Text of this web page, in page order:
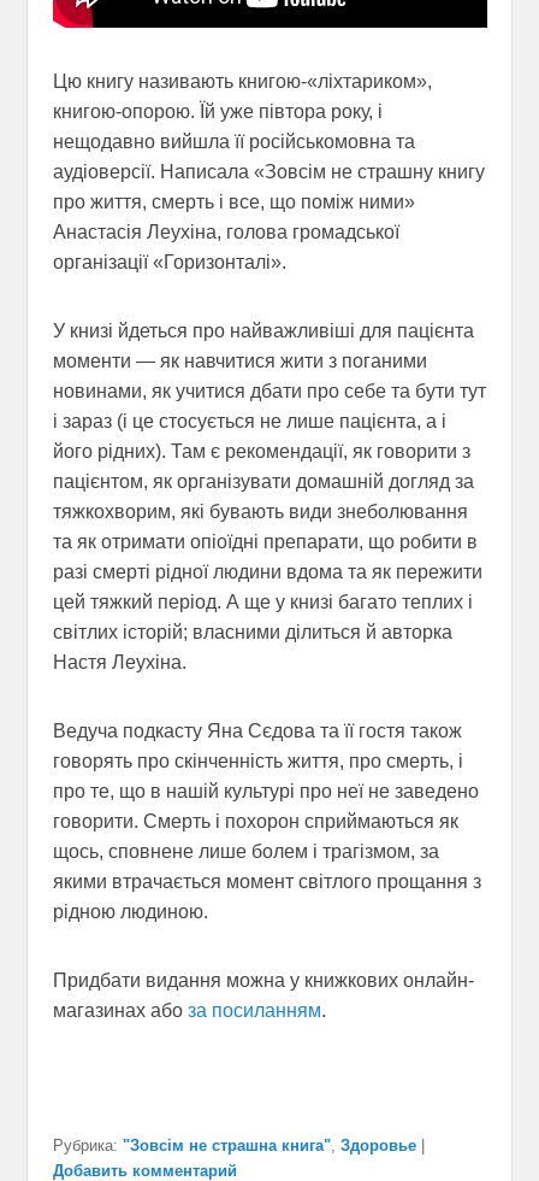
Цю книгу називають книгою-«ліхтариком»,
книгою-опорою. Їй уже півтора року, і
нещодавно вийшла її російськомовна та
аудіоверсії. Написала «Зовсім не страшну книгу
про життя, смерть і все, що поміж ними»
Анастасія Леухіна, голова громадської
організації «Горизонталі».
У книзі йдеться про найважливіші для пацієнта
моменти — як навчитися жити з поганими
новинами, як учитися дбати про себе та бути тут
і зараз (і це стосується не лише пацієнта, а і
його рідних). Там є рекомендації, як говорити з
пацієнтом, як організувати домашній догляд за
тяжкохворим, які бувають види знеболювання
та як отримати опіоїдні препарати, що робити в
разі смерті рідної людини вдома та як пережити
цей тяжкий період. А ще у книзі багато теплих і
світлих історій; власними ділиться й авторка
Настя Леухіна.
Ведуча подкасту Яна Сєдова та її гостя також
говорять про скінченність життя, про смерть, і
про те, що в нашій культурі про неї не заведено
говорити. Смерть і похорон сприймаються як
щось, сповнене лише болем і трагізмом, за
якими втрачається момент світлого прощання з
рідною людиною.
Придбати видання можна у книжкових онлайн-
магазинах або за посиланням.
Рубрика: "Зовсім не страшна книга", Здоровье
Добавить комментарий